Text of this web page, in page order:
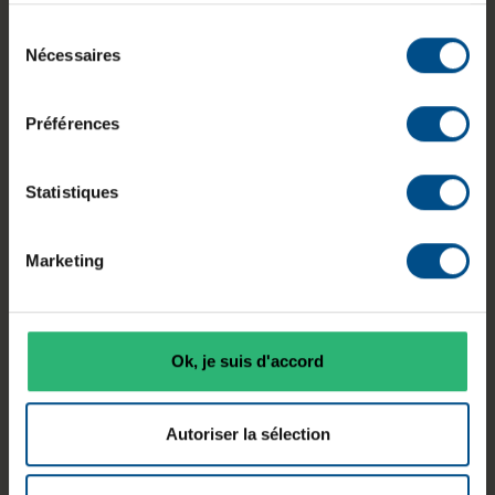
Nécessaires
Préférences
Statistiques
Marketing
Ok, je suis d'accord
Autoriser la sélection
portable professionnel de 14 pouces conçu pour
Ryzen 5 Pro, 8 Go de mémoire DDR4 et un
stockage SSD NVMe de 250 Go, offrant un
bureautiques. Son écran Full HD antireflet facilite
la consultation au quotidien. Ce modèle
reconditionné en état correct constitue une
solution adaptée pour un environnement de
travail polyvalent.